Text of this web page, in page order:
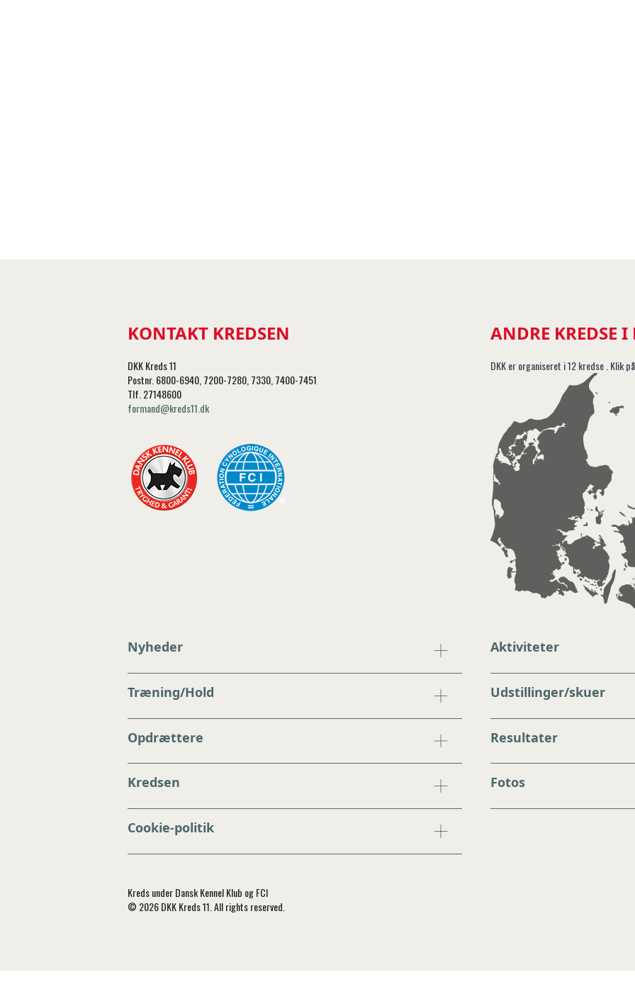
KONTAKT KREDSEN
DKK Kreds 11
Postnr. 6800-6940, 7200-7280, 7330, 7400-7451
Tlf. 27148600
formand@kreds11.dk
ANDRE KREDSE I
DKK er organiseret i 12 kredse . Klik
Nyheder Aktiviteter
Træning/Hold Udstillinger/skuer
Opdrættere Resultater
Kredsen Fotos
Cookie-politik
Kreds under Dansk Kennel Klub og FCI
© 2026 DKK Kreds 11. All rights reserved.